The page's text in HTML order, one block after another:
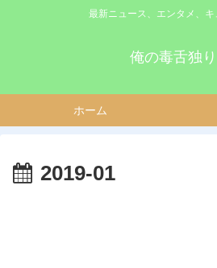
最新ニュース、エンタメ、キ
俺の毒舌独
ホーム
2019-01